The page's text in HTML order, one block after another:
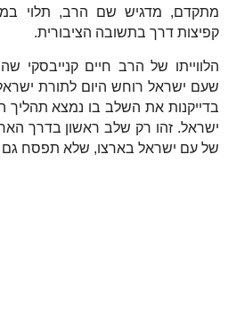
מתקדם, מדגיש שם הרב, תלוי
קפיצות דרך בתשובה הציבורית.
הלווייתו של הרב חיים קנייבסקי
שעם ישראל רוחש היום לתורת
בדייקנות את השלב בו נמצא
ישראל. זהו רק שלב ראשון בדרך
של עם ישראל בארצו, שלא תפסח גם